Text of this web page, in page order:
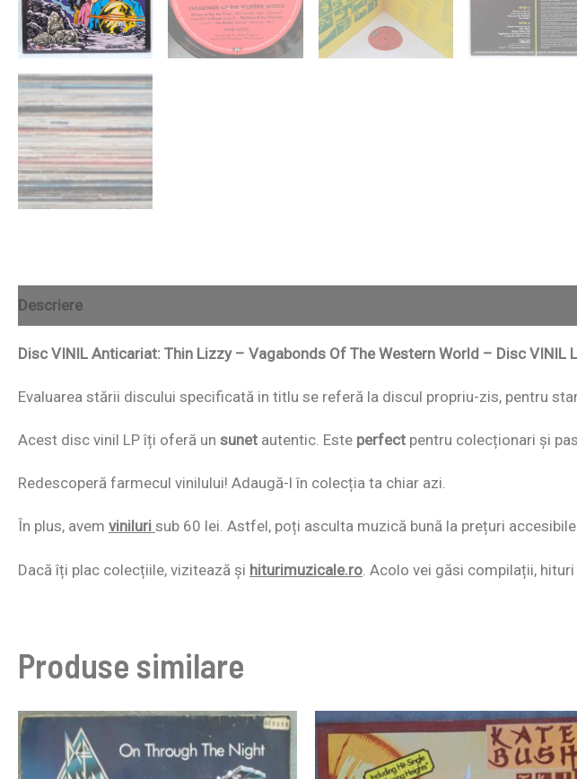
Descriere
Disc VINIL Anticariat: Thin Lizzy – Vagabonds Of The Western World – Disc VINIL
Evaluarea stării discului specificată in titlu se referă la discul propriu-zis, pentru
Acest disc vinil LP îți oferă un sunet autentic. Este perfect pentru colecționari și
Redescoperă farmecul vinilului! Adaugă-l în colecția ta chiar azi.
În plus, avem viniluri sub 60 lei. Astfel, poți asculta muzică bună la prețuri
Dacă îți plac colecțiile, vizitează și hiturimuzicale.ro . Acolo vei găsi compilații,
Produse similare